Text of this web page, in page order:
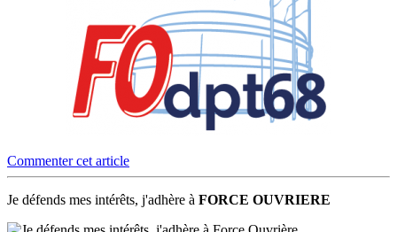
Commenter cet article
Je défends mes intérêts, j'adhère à FORCE OUVRIERE